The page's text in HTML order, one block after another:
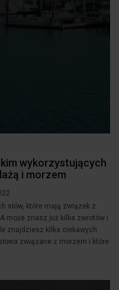
wykorzystujących
i morzem
słów, które mają związek z
może znasz już kilka zwrotów i
znajdziesz kilka ciekawych
związane z morzem i które